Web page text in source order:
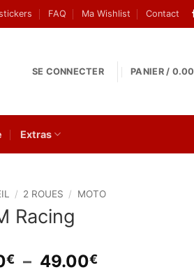
FAQ Ma Wishlist Contact
SE CONNECTER PANIER / 0.00
Extras
/ 2 ROUES / MOTO
Racing
€ – 49.00€Plage